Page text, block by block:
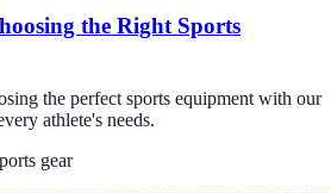
the Right Sports
the perfect sports equipment with our
athlete's needs.
gear